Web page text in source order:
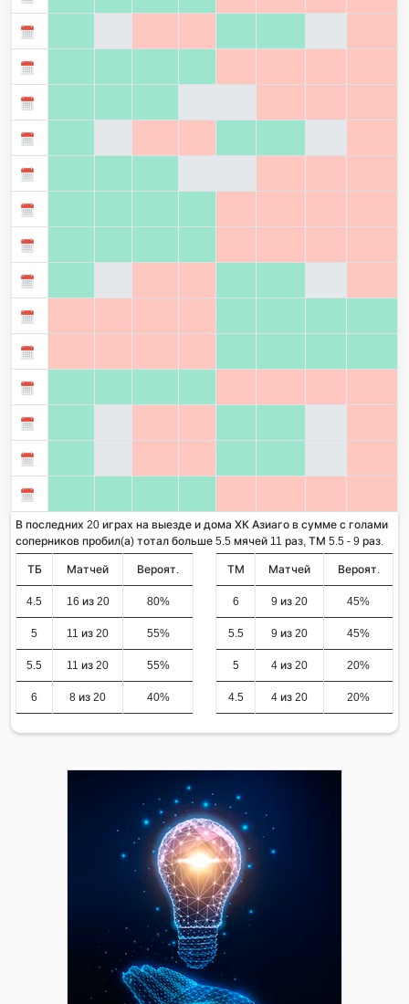
В последних 20 играх на выезде и дома ХК Азиаго в сумме с голами
соперников пробил(а) тотал больше 5.5 мячей 11 раз, ТМ 5.5 - 9 раз.
ТБ Матчей Вероят.
4.5 16 из 20 80%
5 11 из 20 55%
5.5 11 из 20 55%
6 8 из 20 40%
ТМ Матчей Вероят.
6 9 из 20 45%
5.5 9 из 20 45%
5 4 из 20 20%
4.5 4 из 20 20%